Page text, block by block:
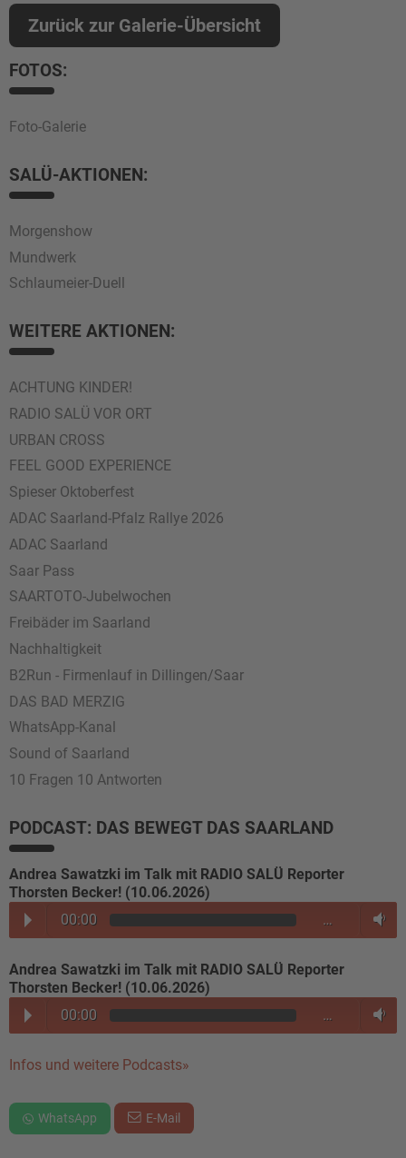
Zurück zur Galerie-Übersicht
FOTOS:
Foto-Galerie
SALÜ-AKTIONEN:
Morgenshow
Mundwerk
Schlaumeier-Duell
WEITERE AKTIONEN:
ACHTUNG KINDER!
RADIO SALÜ VOR ORT
URBAN CROSS
FEEL GOOD EXPERIENCE
Spieser Oktoberfest
ADAC Saarland-Pfalz Rallye 2026
ADAC Saarland
Saar Pass
SAARTOTO-Jubelwochen
Freibäder im Saarland
Nachhaltigkeit
B2Run - Firmenlauf in Dillingen/Saar
DAS BAD MERZIG
WhatsApp-Kanal
Sound of Saarland
10 Fragen 10 Antworten
PODCAST: DAS BEWEGT DAS SAARLAND
Andrea Sawatzki im Talk mit RADIO SALÜ Reporter
Thorsten Becker! (10.06.2026)
00:00
…
Andrea Sawatzki im Talk mit RADIO SALÜ Reporter
Thorsten Becker! (10.06.2026)
00:00
…
Infos und weitere Podcasts»
WhatsApp E-Mail